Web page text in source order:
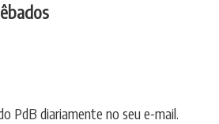
PdB diariamente no seu e-mail.